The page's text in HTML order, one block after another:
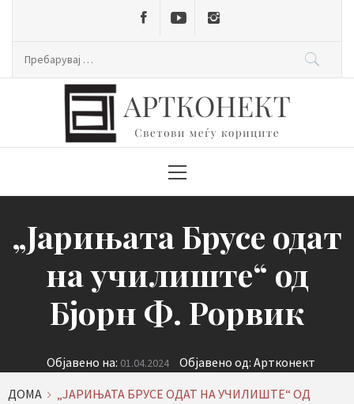
Пребарувај
Menu
„Јарињата Брусе одат
на училиште“ од
Бјорн Ф. Рорвик
Објавено на: 01.04.2024 Објавено од: Артконект
ДОМА
„ЈАРИЊАТА БРУСЕ ОДАТ НА УЧИЛИШТЕ“ ОД